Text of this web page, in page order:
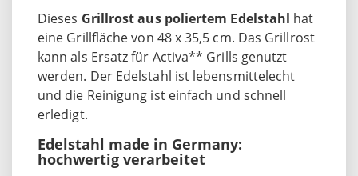
Dieses Grillrost aus poliertem Edelstahl hat
eine Grillfläche von 48 x 35,5 cm. Das Grillrost
kann als Ersatz für Activa** Grills genutzt
werden. Der Edelstahl ist lebensmittelecht
und die Reinigung ist einfach und schnell
erledigt.
Edelstahl made in Germany:
hochwertig verarbeitet